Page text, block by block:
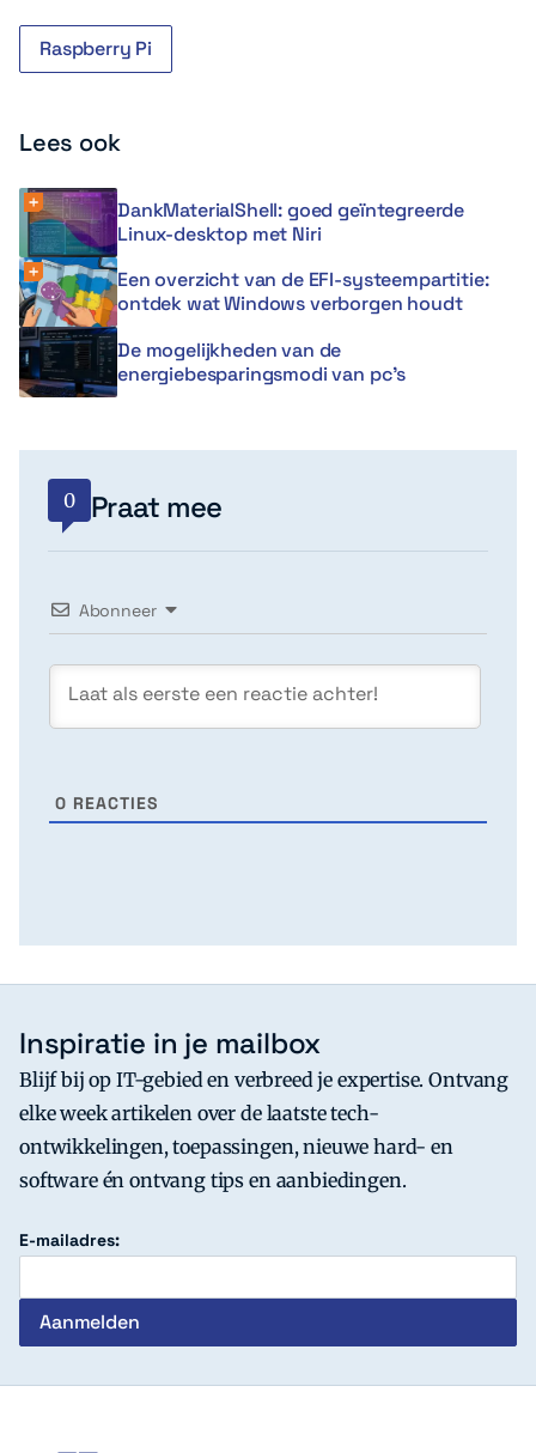
Raspberry Pi
Lees ook
DankMaterialShell: goed geïntegreerde
Linux-desktop met Niri
Een overzicht van de EFI-systeempartitie:
ontdek wat Windows verborgen houdt
De mogelijkheden van de
energiebesparingsmodi van pc’s
0 Praat mee
Abonneer
0 REACTIES
Inspiratie in je mailbox
Blijf bij op IT-gebied en verbreed je expertise. Ontvang
elke week artikelen over de laatste tech-
ontwikkelingen, toepassingen, nieuwe hard- en
software én ontvang tips en aanbiedingen.
E-mailadres: